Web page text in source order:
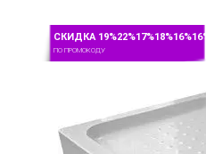
СКИДКА 19%22%17%18%16%16%
ПО ПРОМОКОДУ